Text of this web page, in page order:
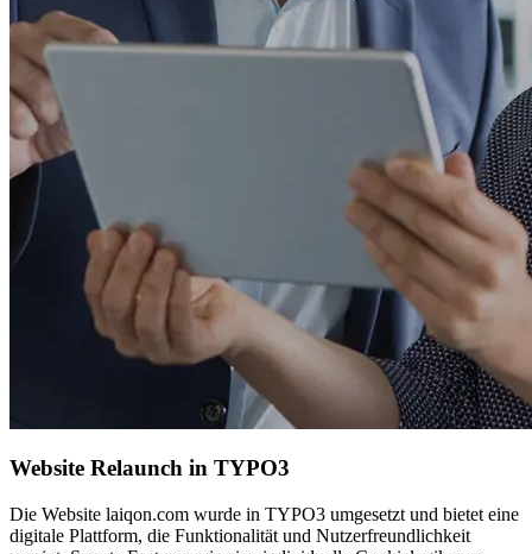
Website Relaunch in TYPO3
Die Website laiqon.com wurde in TYPO3 umgesetzt und bietet eine
digitale Plattform, die Funktionalität und Nutzerfreundlichkeit